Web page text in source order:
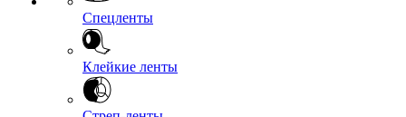
Спецленты
Клейкие ленты